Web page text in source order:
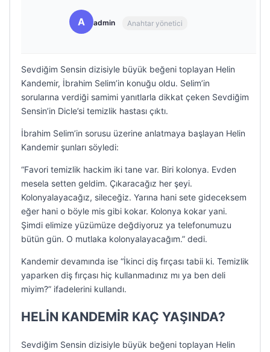
A admin Anahtar yönetici
Sevdiğim Sensin dizisiyle büyük beğeni toplayan Helin
Kandemir, İbrahim Selim’in konuğu oldu. Selim’in
sorularına verdiği samimi yanıtlarla dikkat çeken Sevdiğim
Sensin’in Dicle’si temizlik hastası çıktı.
İbrahim Selim’in sorusu üzerine anlatmaya başlayan Helin
Kandemir şunları söyledi:
“Favori temizlik hackim iki tane var. Biri kolonya. Evden
mesela setten geldim. Çıkaracağız her şeyi.
Kolonyalayacağız, sileceğiz. Yarına hani sete gideceksem
eğer hani o böyle mis gibi kokar. Kolonya kokar yani.
Şimdi elimize yüzümüze değdiyoruz ya telefonumuzu
bütün gün. O mutlaka kolonyalayacağım.” dedi.
Kandemir devamında ise “İkinci diş fırçası tabii ki. Temizlik
yaparken diş fırçası hiç kullanmadınız mı ya ben deli
miyim?” ifadelerini kullandı.
HELİN KANDEMİR KAÇ YAŞINDA?
Sevdiğim Sensin dizisiyle büyük beğeni toplayan Helin